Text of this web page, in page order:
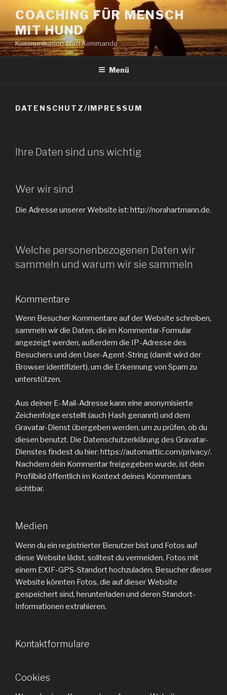
Inhalt
springen
COACHING FÜR MENSCH
MIT HUND
Kommunikation statt Kommando
Menü
DATENSCHUTZ/IMPRESSUM
Ihre Daten sind uns wichtig
Wer wir sind
Die Adresse unserer Website ist: http://norahartmann.de.
Welche personenbezogenen Daten wir
sammeln und warum wir sie sammeln
Kommentare
Wenn Besucher Kommentare auf der Website schreiben,
sammeln wir die Daten, die im Kommentar-Formular
angezeigt werden, außerdem die IP-Adresse des
Besuchers und den User-Agent-String (damit wird der
Browser identifiziert), um die Erkennung von Spam zu
unterstützen.
Aus deiner E-Mail-Adresse kann eine anonymisierte
Zeichenfolge erstellt (auch Hash genannt) und dem
Gravatar-Dienst übergeben werden, um zu prüfen, ob du
diesen benutzt. Die Datenschutzerklärung des Gravatar-
Dienstes findest du hier: https://automattic.com/privacy/.
Nachdem dein Kommentar freigegeben wurde, ist dein
Profilbild öffentlich im Kontext deines Kommentars
sichtbar.
Medien
Wenn du ein registrierter Benutzer bist und Fotos auf
diese Website lädst, solltest du vermeiden, Fotos mit
einem EXIF-GPS-Standort hochzuladen. Besucher dieser
Website könnten Fotos, die auf dieser Website
gespeichert sind, herunterladen und deren Standort-
Informationen extrahieren.
Kontaktformulare
Cookies